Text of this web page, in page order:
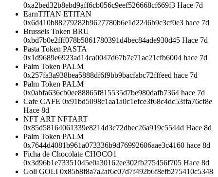
0xa2bed32b8ebd9aff6cb056c9eef526668cf669f3 Hace 7d
EarnTITAN ETITAN
0x6d410b88279282b9627780b6e1d2246b9c3cf0e3 hace 7d
Brussels Token BRU
0xbd7b0e2fff078b5861780391d4bec84ade930d45 Hace 7d
Pasta Token PASTA
0x1d9689e6923ad14ca0047d67b7e71ac21cfb6004 hace 7d
Palm Token PALM
0x257fa3a938bea5888df6f9bb9bacfabc72fffeed hace 7d
Palm Token PALM
0x0abfa636cb0ee88865f815535d7be980dafb7364 hace 7d
Cafe CAFE 0x91bd5098c1aa1a0c1efce3f68c4dc53ffa76cf8e
Hace 8d
NFT ART NFTART
0x85d58164061339e8214d3c72dbec26a919c5544d Hace 8d
Palm Token PALM
0x7644d4081b961a073336b9d76992606aae3c4160 hace 8d
Ficha de Chocolate CHOCO1
0x3d96b1e73351045e0a30162ee302fb275456f705 Hace 8d
Goli GOLI 0x85b8f8a7a2af6c07d7f492b6f8efb275410c5348